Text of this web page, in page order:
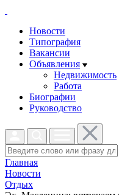
Новости
Типография
Вакансии
Объявления
Недвижимость
Работа
Биографии
Руководство
Главная
Новости
Отдых